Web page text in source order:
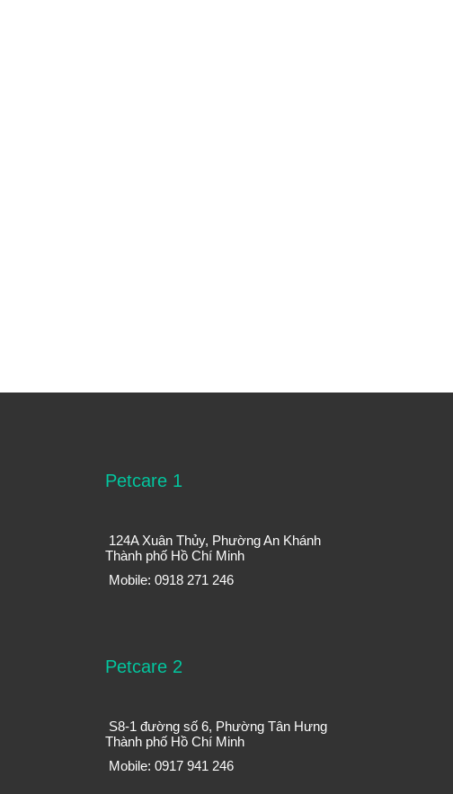
Petcare 1
124A Xuân Thủy, Phường An Khánh
Thành phố Hồ Chí Minh
Mobile: 0918 271 246
Petcare 2
S8-1 đường số 6, Phường Tân Hưng
Thành phố Hồ Chí Minh
Mobile: 0917 941 246